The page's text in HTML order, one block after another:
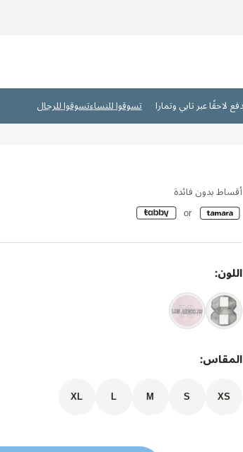
تسوقوا للنساءتسوقوا للرجال
أقساط بدون فائدة
اللون:
المقاس:
XS
S
M
L
XL